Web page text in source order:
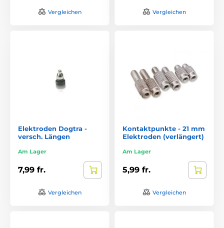
Vergleichen Vergleichen
Elektroden Dogtra -
versch. Längen
Am Lager
7,99 fr.
Vergleichen
Kontaktpunkte - 21 mm
Elektroden (verlängert)
Am Lager
5,99 fr.
Vergleichen